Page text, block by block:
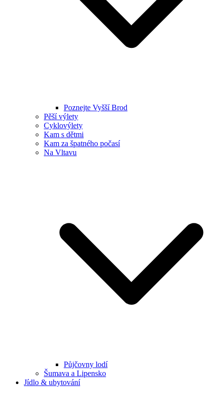
Poznejte Vyšší Brod
Pěší výlety
Cyklovýlety
Kam s dětmi
Kam za špatného počasí
Na Vltavu
Půjčovny lodí
Šumava a Lipensko
Jídlo & ubytování